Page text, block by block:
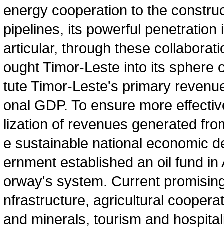
energy cooperation to the
pipelines, its powerful
articular, through these
ought Timor-Leste into its sphere
tute Timor-Leste's primary
onal GDP. To ensure more
lization of revenues generated
e sustainable national economic
ernment established an oil fund
orway's system. Current
nfrastructure, agricultural
and minerals, tourism and